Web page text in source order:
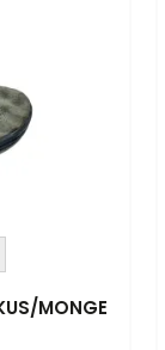
MONGE